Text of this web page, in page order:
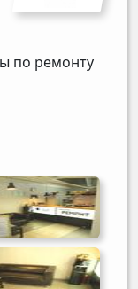
по ремонту